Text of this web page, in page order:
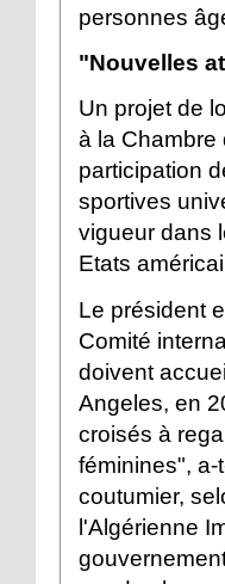
personnes
"Nouvelles
Un projet de
à la Chambre
participation
sportives
vigueur dans
Etats
Le président
Comité
doivent
Angeles, en
croisés à
féminines",
coutumier,
l'Algérienne